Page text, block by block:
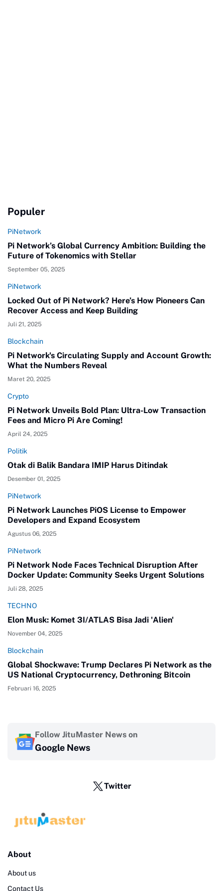
Populer
PiNetwork
Pi Network’s Global Currency Ambition: Building the
Future of Tokenomics with Stellar
September 05, 2025
PiNetwork
Locked Out of Pi Network? Here’s How Pioneers Can
Recover Access and Keep Building
Juli 21, 2025
Blockchain
Pi Network's Circulating Supply and Account Growth:
What the Numbers Reveal
Maret 20, 2025
Crypto
Pi Network Unveils Bold Plan: Ultra-Low Transaction
Fees and Micro Pi Are Coming!
April 24, 2025
Politik
Otak di Balik Bandara IMIP Harus Ditindak
Desember 01, 2025
PiNetwork
Pi Network Launches PiOS License to Empower
Developers and Expand Ecosystem
Agustus 06, 2025
PiNetwork
Pi Network Node Faces Technical Disruption After
Docker Update: Community Seeks Urgent Solutions
Juli 28, 2025
TECHNO
Elon Musk: Komet 3I/ATLAS Bisa Jadi 'Alien'
November 04, 2025
Blockchain
Global Shockwave: Trump Declares Pi Network as the
US National Cryptocurrency, Dethroning Bitcoin
Februari 16, 2025
Follow JituMaster News on
Google News
Twitter
About
About us
Contact Us